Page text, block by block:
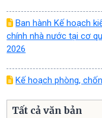
Ban hành Kế hoạch
chính nhà nước tại cơ
2026
Kế hoạch phòng,
Tất cả văn bản